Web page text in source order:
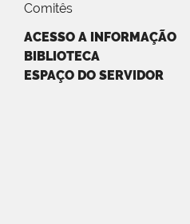
Comitês
ACESSO A INFORMAÇÃO
BIBLIOTECA
ESPAÇO DO SERVIDOR